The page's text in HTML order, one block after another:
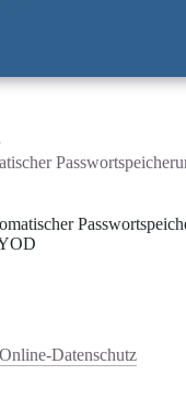
Online-Datenschutz